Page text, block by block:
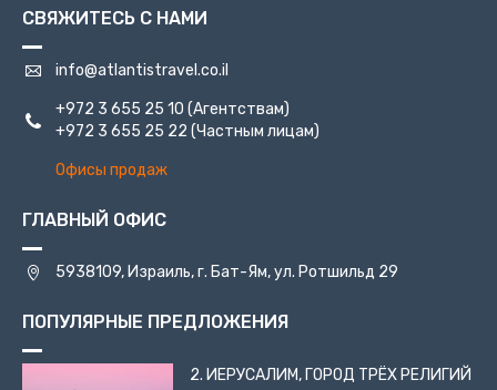
СВЯЖИТЕСЬ С НАМИ
info@atlantistravel.co.il
+972 3 655 25 10 (Агентствам)
+972 3 655 25 22 (Частным лицам)
Офисы продаж
ГЛАВНЫЙ ОФИС
5938109, Израиль, г. Бат-Ям, ул. Ротшильд 29
ПОПУЛЯРНЫЕ ПРЕДЛОЖЕНИЯ
2. ИЕРУСАЛИМ, ГОРОД ТРЁХ РЕЛИГИЙ